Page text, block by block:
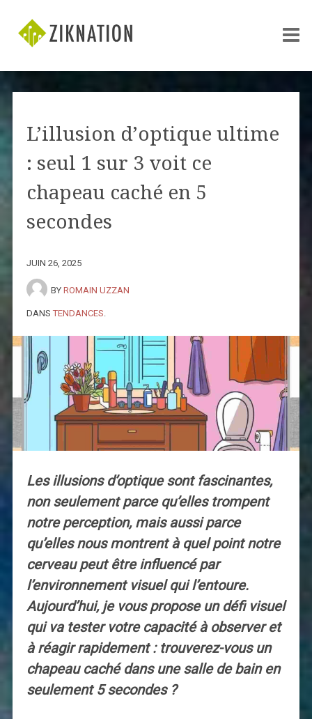
L’illusion d’optique ultime
: seul 1 sur 3 voit ce
chapeau caché en 5
secondes
JUIN 26, 2025
BY ROMAIN UZZAN
DANS TENDANCES
Les illusions d’optique sont fascinantes,
non seulement parce qu’elles trompent
notre perception, mais aussi parce
qu’elles nous montrent à quel point notre
cerveau peut être influencé par
l’environnement visuel qui l’entoure.
Aujourd’hui, je vous propose un défi visuel
qui va tester votre capacité à observer et
à réagir rapidement : trouverez-vous un
chapeau caché dans une salle de bain en
seulement 5 secondes ?